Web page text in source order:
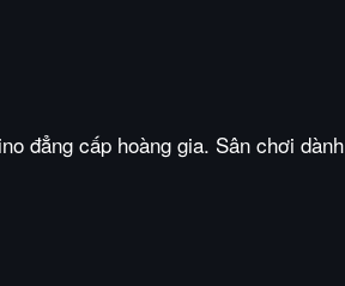
đẳng cấp hoàng gia. Sân chơi dành